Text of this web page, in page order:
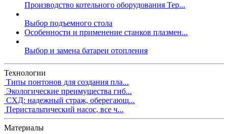
Производство котельного оборудования Тер...
Выбор подъемного стола
Особенности и применение станков плазмен...
Выбор и замена батареи отопления
Технологии
Типы понтонов для создания пла...
Экологические преимущества гиб...
СХД: надежный страж, оберегающ...
Перистальтический насос, все ч...
Материалы